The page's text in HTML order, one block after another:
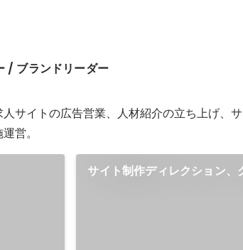
/ ブランドリーダー
サイトの広告営業、人材紹介の立ち上げ、
営。
サイト制作ディレクション、